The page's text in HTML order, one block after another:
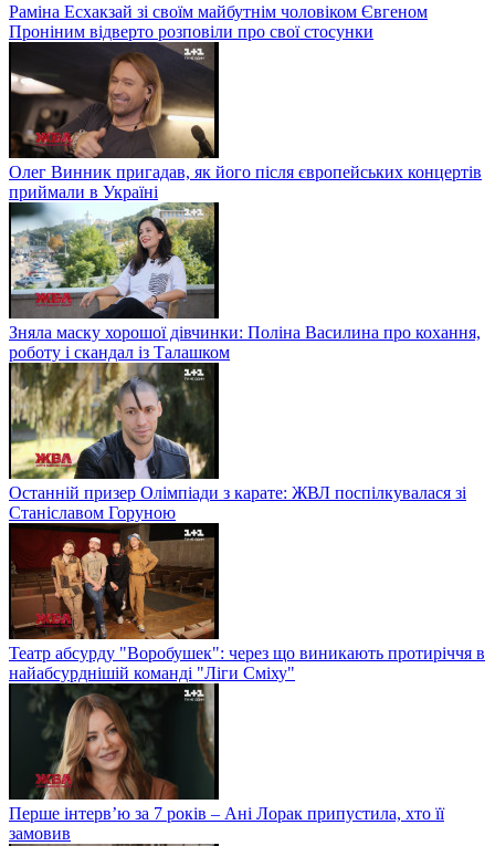
Раміна Есхакзай зі своїм майбутнім чоловіком Євгеном
Проніним відверто розповіли про свої стосунки
Олег Винник пригадав, як його після європейських концертів
приймали в Україні
Зняла маску хорошої дівчинки: Поліна Василина про кохання,
роботу і скандал із Талашком
Останній призер Олімпіади з карате: ЖВЛ поспілкувалася зі
Станіславом Горуною
Театр абсурду "Воробушек": через що виникають протиріччя в
найабсурднішій команді "Ліги Сміху"
Перше інтерв’ю за 7 років – Ані Лорак припустила, хто її
замовив